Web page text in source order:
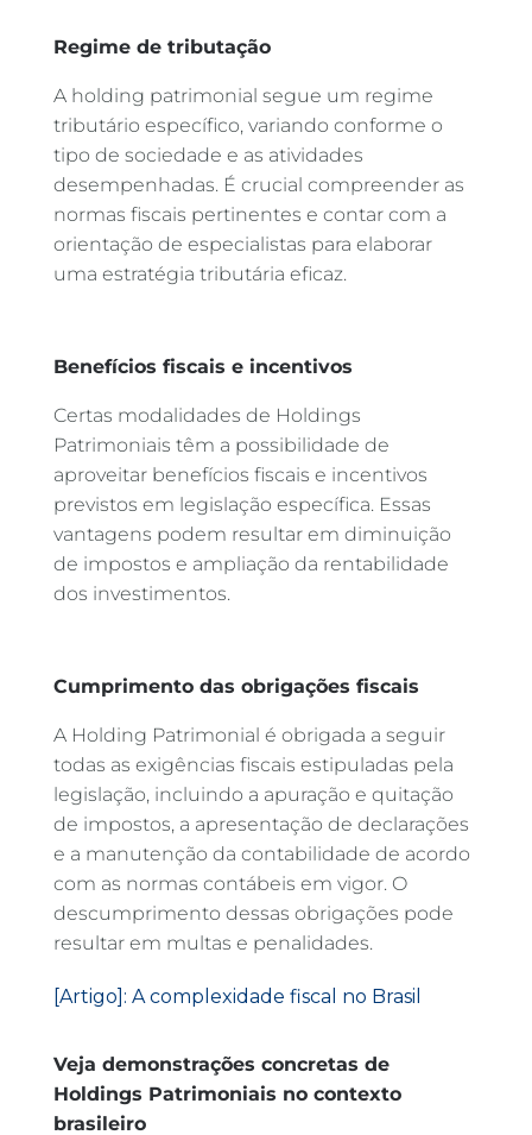
Regime de tributação
A holding patrimonial segue um regime
tributário específico, variando conforme o
tipo de sociedade e as atividades
desempenhadas. É crucial compreender as
normas fiscais pertinentes e contar com a
orientação de especialistas para elaborar
uma estratégia tributária eficaz.
Benefícios fiscais e incentivos
Certas modalidades de Holdings
Patrimoniais têm a possibilidade de
aproveitar benefícios fiscais e incentivos
previstos em legislação específica. Essas
vantagens podem resultar em diminuição
de impostos e ampliação da rentabilidade
dos investimentos.
Cumprimento das obrigações fiscais
A Holding Patrimonial é obrigada a seguir
todas as exigências fiscais estipuladas pela
legislação, incluindo a apuração e quitação
de impostos, a apresentação de declarações
e a manutenção da contabilidade de acordo
com as normas contábeis em vigor. O
descumprimento dessas obrigações pode
resultar em multas e penalidades.
[Artigo]: A complexidade fiscal no Brasil
Veja demonstrações concretas de
Holdings Patrimoniais no contexto
brasileiro